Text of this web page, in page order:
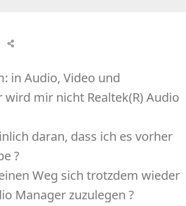
in Audio, Video und
mir nicht Realtek(R) Audio
daran, dass ich es vorher
?
Weg sich trotzdem wieder
Manager zuzulegen ?